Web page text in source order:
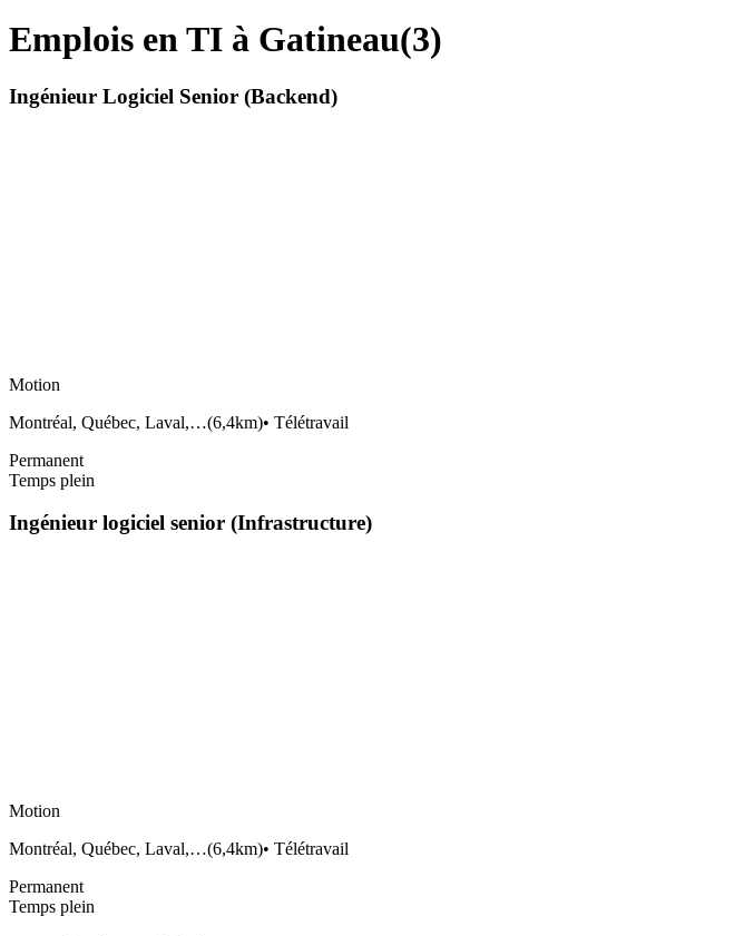
Emplois en TI à Gatineau(3)
Ingénieur Logiciel Senior (Backend)
Motion
Montréal, Québec, Laval,…(6,4km)• Télétravail
Permanent
Temps plein
Ingénieur logiciel senior (Infrastructure)
Motion
Montréal, Québec, Laval,…(6,4km)• Télétravail
Permanent
Temps plein